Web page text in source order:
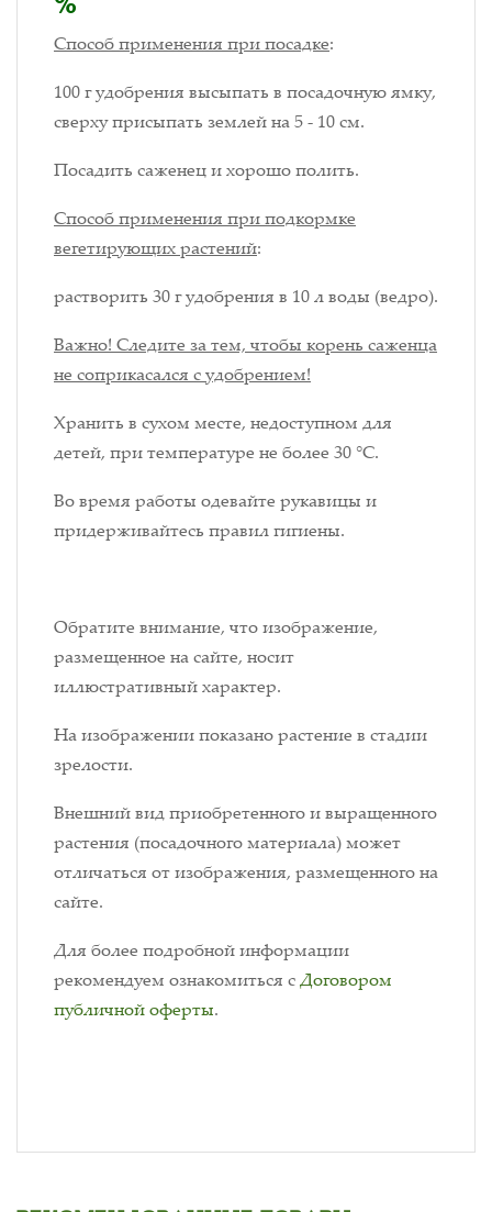
Способ применения при посадке:
100 г удобрения высыпать в посадочную ямку,
сверху присыпать землей на 5 - 10 см.
Посадить саженец и хорошо полить.
Способ применения при подкормке
вегетирующих растений:
растворить 30 г удобрения в 10 л воды (ведро).
Важно! Следите за тем, чтобы корень саженца
не соприкасался с удобрением!
Хранить в сухом месте, недоступном для
детей, при температуре не более 30 °С.
Во время работы одевайте рукавицы и
придерживайтесь правил гигиены.
Обратите внимание, что изображение,
размещенное на сайте, носит
иллюстративный характер.
На изображении показано растение в стадии
зрелости.
Внешний вид приобретенного и выращенного
растения (посадочного материала) может
отличаться от изображения, размещенного на
сайте.
Для более подробной информации
рекомендуем ознакомиться сДоговором
публичной оферты.